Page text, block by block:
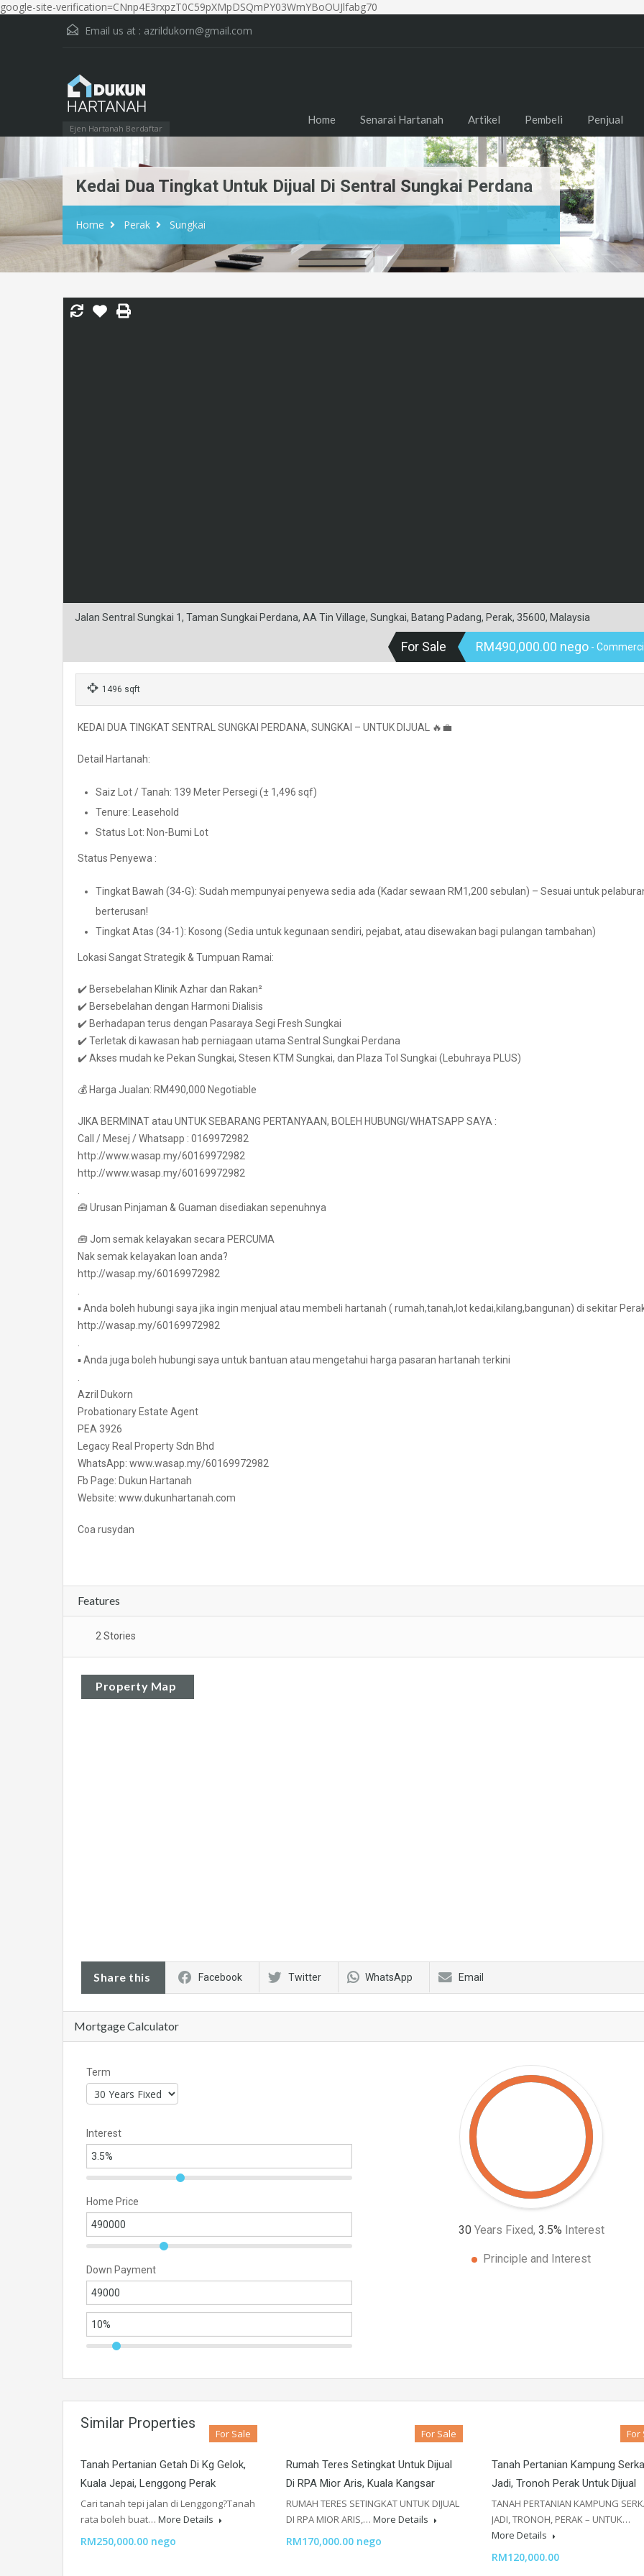
google-site-verification=CNnp4E3rxpzT0C59pXMpDSQmPY03WmYBoOUJlfabg70
Email us at : azrildukorn@gmail.com
Ejen Hartanah Berdaftar
Home Senarai Hartanah Artikel Pembeli Penjual
Kedai Dua Tingkat Untuk Dijual Di Sentral Sungkai Perdana
Home Perak Sungkai
Jalan Sentral Sungkai 1, Taman Sungkai Perdana, AA Tin Village, Sungkai, Batang Padang, Perak, 35600, Malaysia
For Sale RM490,000.00 nego -
1496 sqft
KEDAI DUA TINGKAT SENTRAL SUNGKAI PERDANA, SUNGKAI – UNTUK DIJUAL 🔥💼
Detail Hartanah:
Saiz Lot / Tanah: 139 Meter Persegi (± 1,496 sqf)
Tenure: Leasehold
Status Lot: Non-Bumi Lot
Status Penyewa :
Tingkat Bawah (34-G): Sudah mempunyai penyewa sedia ada (Kadar sewaan RM1,200 sebulan) – Sesuai untuk
berterusan!
Tingkat Atas (34-1): Kosong (Sedia untuk kegunaan sendiri, pejabat, atau disewakan bagi pulangan tambahan)
Lokasi Sangat Strategik & Tumpuan Ramai:
✔️ Bersebelahan Klinik Azhar dan Rakan²
✔️ Bersebelahan dengan Harmoni Dialisis
✔️ Berhadapan terus dengan Pasaraya Segi Fresh Sungkai
✔️ Terletak di kawasan hab perniagaan utama Sentral Sungkai Perdana
✔️ Akses mudah ke Pekan Sungkai, Stesen KTM Sungkai, dan Plaza Tol Sungkai (Lebuhraya PLUS)
💰 Harga Jualan: RM490,000 Negotiable
JIKA BERMINAT atau UNTUK SEBARANG PERTANYAAN, BOLEH HUBUNGI/WHATSAPP SAYA :
Call / Mesej / Whatsapp : 0169972982
http://www.wasap.my/60169972982
http://www.wasap.my/60169972982
.
🧰 Urusan Pinjaman & Guaman disediakan sepenuhnya
🧰 Jom semak kelayakan secara PERCUMA
Nak semak kelayakan loan anda?
http://wasap.my/60169972982
.
▪ Anda boleh hubungi saya jika ingin menjual atau membeli hartanah ( rumah,tanah,lot kedai,kilang,bangunan) di sekitar
http://wasap.my/60169972982
.
▪ Anda juga boleh hubungi saya untuk bantuan atau mengetahui harga pasaran hartanah terkini
.
Azril Dukorn
Probationary Estate Agent
PEA 3926
Legacy Real Property Sdn Bhd
WhatsApp: www.wasap.my/60169972982
Fb Page: Dukun Hartanah
Website: www.dukunhartanah.com
Coa rusydan
Features
2 Stories
Property Map
Share this Facebook Twitter WhatsApp Email
Mortgage Calculator
Term
Interest
Home Price
Down Payment
30 Years Fixed, 3.5% Interest
Principle and Interest
Similar Properties
For Sale
Tanah Pertanian Getah Di Kg Gelok,
Kuala Jepai, Lenggong Perak
Cari tanah tepi jalan di Lenggong?Tanah
rata boleh buat… More Details
RM250,000.00 nego
For Sale
Rumah Teres Setingkat Untuk Dijual
Di RPA Mior Aris, Kuala Kangsar
RUMAH TERES SETINGKAT UNTUK DIJUAL
DI RPA MIOR ARIS,… More Details
RM170,000.00 nego
For
Tanah Pertanian Kampung
Jadi, Tronoh Perak Untuk Dijual
TANAH PERTANIAN KAMPUNG
JADI, TRONOH, PERAK – UNTUK…
More Details
RM120,000.00